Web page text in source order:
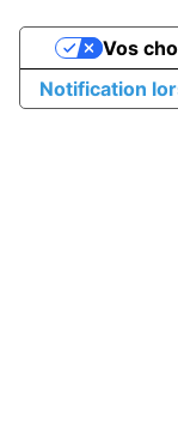
Notification
Vos